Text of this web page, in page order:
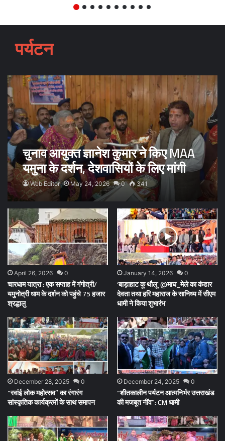
पर्यटन
चुनाव आयुक्त ज्ञानेश कुमार ने किए MAA
यमुना के दर्शन, देशवासियों के लिए मांगी
समृद्धि एवं खुशहाली
Web Editor May 24, 2026 0 341
April 26, 2026 0
चारधाम यात्रा : एक सप्ताह में गंगोत्री/
यमुनोत्री धाम के दर्शन को पहुंचे 75 हजार
श्रद्धालु
January 14, 2026 0
‘बाड़ाहाट कू थौलू’ @माघ_मेले का कंडार
देवता तथा हरि महाराज के सानिध्य में सीएम
धामी ने किया शुभारंभ
December 28, 2025 0
“रवांई लोक महोत्सव” का रंगारंग
सांस्कृतिक कार्यक्रमों के साथ समापन
December 24, 2025 0
“शीतकालीन पर्यटन आत्मनिर्भर उत्तराखंड
की मजबूत नींव”: CM धामी